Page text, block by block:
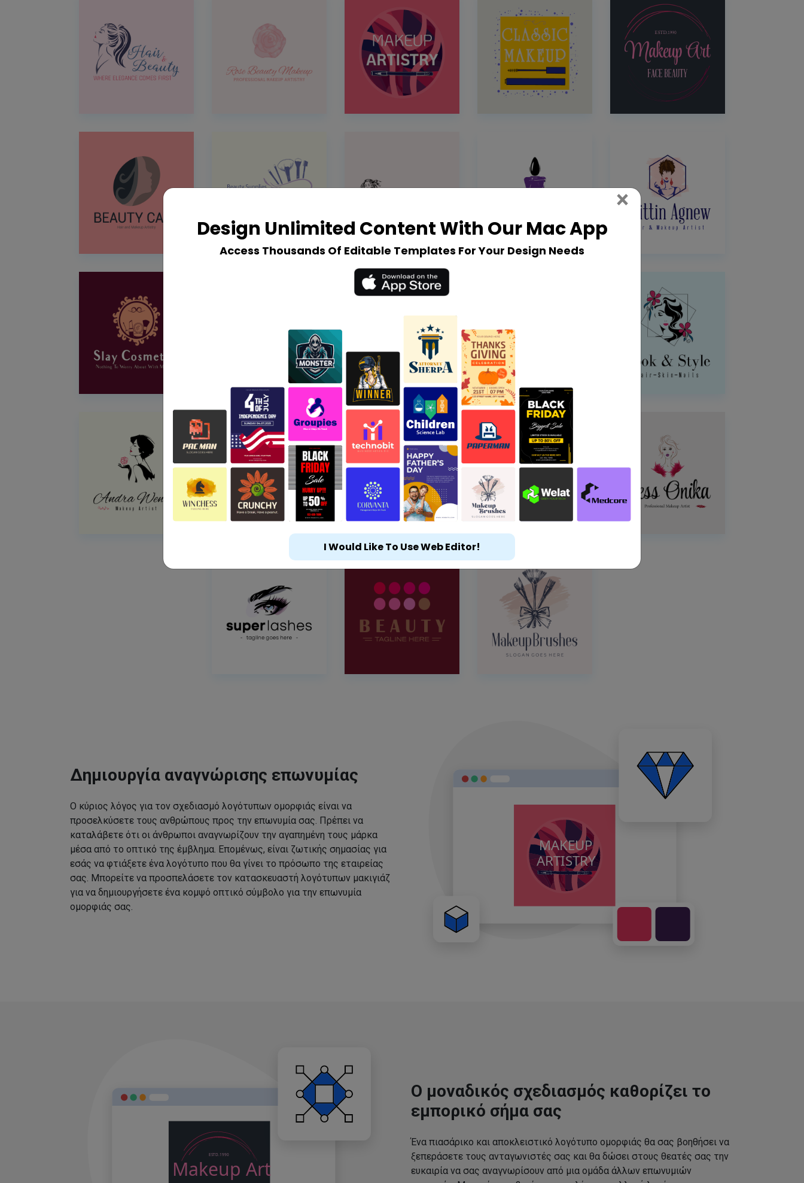
Δημιουργία αναγνώρισης επωνυμίας
Ο κύριος λόγος για τον σχεδιασμό λογότυπων ομορφιάς είναι να
προσελκύσετε τους ανθρώπους προς την επωνυμία σας. Πρέπει να
καταλάβετε ότι οι άνθρωποι αναγνωρίζουν την αγαπημένη τους μάρκα
μέσα από το οπτικό της έμβλημα. Επομένως, είναι ζωτικής σημασίας για
εσάς να φτιάξετε ένα λογότυπο που θα γίνει το πρόσωπο της εταιρείας
σας. Μπορείτε να προσπελάσετε τον κατασκευαστή λογότυπων μακιγιάζ
για να δημιουργήσετε ένα κομψό οπτικό σύμβολο για την επωνυμία
ομορφιάς σας.
Ο μοναδικός σχεδιασμός καθορίζει το
εμπορικό σήμα σας
Ένα πιασάρικο και αποκλειστικό λογότυπο ομορφιάς θα σας βοηθήσει να
ξεπεράσετε τους ανταγωνιστές σας και θα δώσει στους θεατές σας την
ευκαιρία να σας αναγνωρίσουν από μια ομάδα άλλων επωνυμιών
Design Unlimited Content With Our Mac App
Access Thousands Of Editable Templates For Your Design Needs
× Close
I Would Like To Use Web Editor!